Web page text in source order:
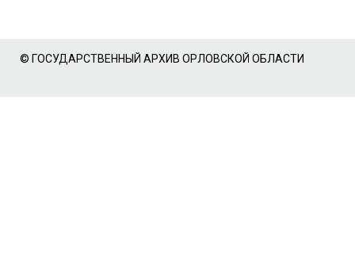
© ГОСУДАРСТВЕННЫЙ АРХИВ ОРЛОВСКОЙ ОБЛАСТИ